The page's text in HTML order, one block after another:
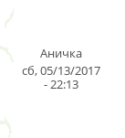
Аничка
сб, 05/13/2017
- 22:13